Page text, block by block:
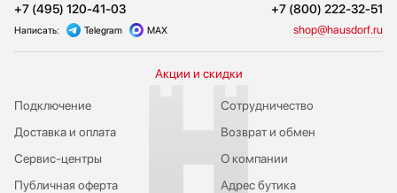
+7 (495) 120-41-03 +7 (800) 222-32-51
Написать: Telegram MAX shop@hausdorf.ru
Акции и скидки
Подключение
Публичная оферта
Сервис-центры
Доставка и оплата
Сотрудничество
Возврат и обмен
О компании
Адрес бутика